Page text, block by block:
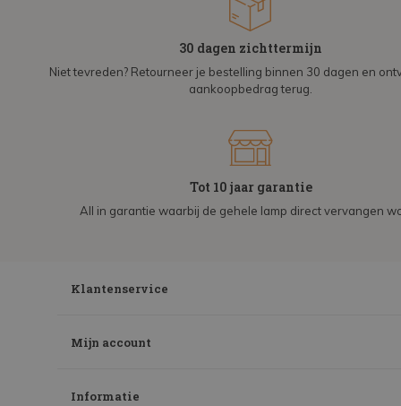
30 dagen zichttermijn
Niet tevreden? Retourneer je bestelling binnen 30 dagen en
aankoopbedrag terug.
Tot 10 jaar garantie
All in garantie waarbij de gehele lamp direct vervangen
Klantenservice
Mijn account
Informatie